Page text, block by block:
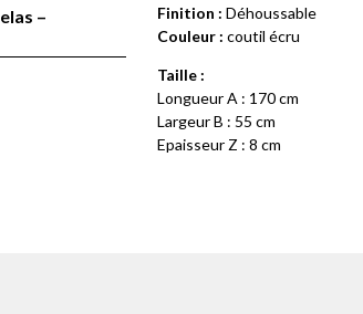
–
Finition : Déhoussable
Couleur : coutil écru
Taille :
Longueur A : 170 cm
Largeur B : 55 cm
Epaisseur Z : 8 cm